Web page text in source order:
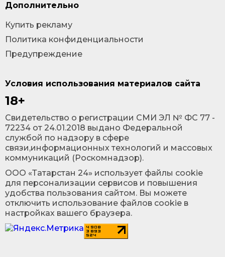
Условия использования материалов сайта
18+
Cвидетельство о регистрации СМИ ЭЛ № ФС 77 -
72234 от 24.01.2018 выдано Федеральной
службой по надзору в сфере
связи,информационных технологий и массовых
коммуникаций (Роскомнадзор).
ООО «Татарстан 24» использует файлы cookie
для персонализации сервисов и повышения
удобства пользования сайтом. Вы можете
отключить использование файлов cookie в
настройках вашего браузера.
Дополнительно
Купить рекламу
Политика конфиденциальности
Предупреждение